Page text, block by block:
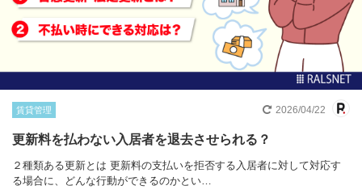
賃貸管理 2026/04/22
更新料を払わない入居者を退去させられる？
２種類ある更新とは 更新料の支払いを拒否する入居者に対して対応す
る場合に、どんな行動ができるのかとい…